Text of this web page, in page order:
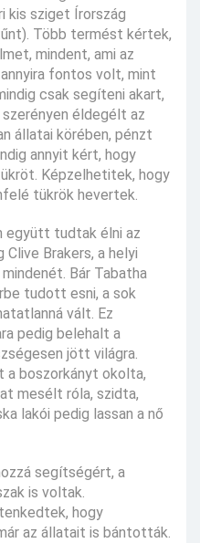
kis sziget Írország
Több termést kértek,
mindent, ami az
fontos volt, mint
csak segíteni akart,
éldegélt az
állatai körében, pénzt
annyit kért, hogy
Képzelhetitek, hogy
tükrök hevertek.
együtt tudtak élni az
Brakers, a helyi
Bár Tabatha
tudott esni, a sok
vált. Ez
pedig belehalt a
jött világra.
a boszorkányt okolta,
mesélt róla, szidta,
lakói pedig lassan a nő
segítségért, a
is voltak.
hogy
az állatait is bántották.